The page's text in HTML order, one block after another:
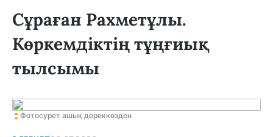
Сұраған Рахметұлы.
Көркемдіктің тұңғиық
тылсымы
Фотосурет ашық дереккөзден